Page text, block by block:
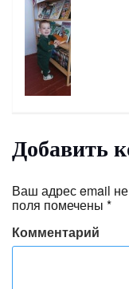
Добавить
Ваш адрес email не
поля помечены *
Комментарий